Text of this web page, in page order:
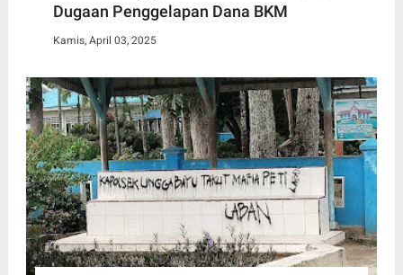
Dugaan Penggelapan Dana BKM
Kamis, April 03, 2025